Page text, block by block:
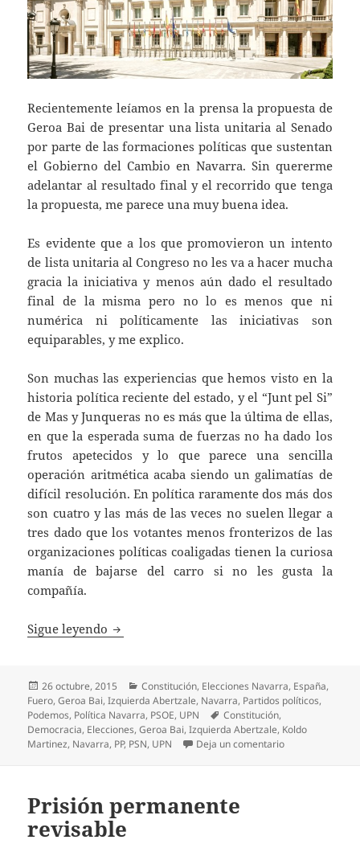
Recientemente leíamos en la prensa la propuesta de
Geroa Bai de presentar una lista unitaria al Senado
por parte de las formaciones políticas que sustentan
el Gobierno del Cambio en Navarra. Sin quererme
adelantar al resultado final y el recorrido que tenga
la propuesta, me parece una muy buena idea.
Es evidente que a los que promovieron un intento
de lista unitaria al Congreso no les va a hacer mucha
gracia la iniciativa y menos aún dado el resultado
final de la misma pero no lo es menos que ni
numérica ni políticamente las iniciativas son
equiparables, y me explico.
Son muchas las experiencias que hemos visto en la
historia política reciente del estado, y el “Junt pel Si”
de Mas y Junqueras no es más que la última de ellas,
en que la esperada suma de fuerzas no ha dado los
frutos apetecidos y lo que parece una sencilla
operación aritmética acaba siendo un galimatías de
difícil resolución. En política raramente dos más dos
son cuatro y las más de las veces no suelen llegar a
tres dado que los votantes menos fronterizos de las
organizaciones políticas coaligadas tienen la curiosa
manía de bajarse del carro si no les gusta la
compañía.
Sigue leyendo ¿Candidatura Unitaria al Senado en
Publicado
el
26 octubre, 2015 Categorías
Constitución, Elecciones Navarra, España,
Fuero,Geroa Bai,Izquierda Abertzale, Navarra, Partidos políticos,
Podemos, Política Navarra, PSOE, UPN Etiquetas
Constitución,
Democracia, Elecciones,Geroa Bai,Izquierda Abertzale, Koldo
Martinez, Navarra, PP, PSN, UPN Deja un comentarioen
Prisión permanente
revisable